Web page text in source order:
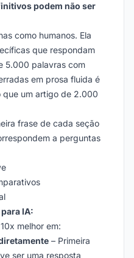
podem não ser
como humanos. Ela
que respondam
5.000 palavras com
em prosa fluida é
que um artigo de 2.000
frase de cada seção
a perguntas
IA:
melhor em:
– Primeira
ser uma resposta